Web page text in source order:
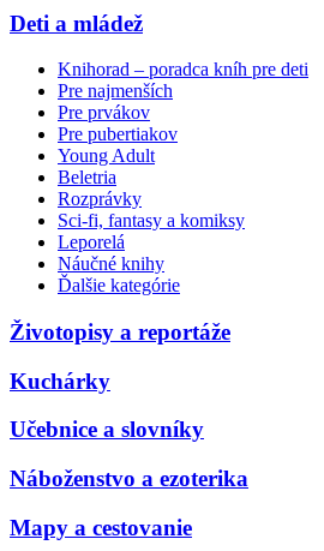
Deti a mládež
Knihorad – poradca kníh pre deti
Pre najmenších
Pre prvákov
Pre pubertiakov
Young Adult
Beletria
Rozprávky
Sci-fi, fantasy a komiksy
Leporelá
Náučné knihy
Ďalšie kategórie
Životopisy a reportáže
Kuchárky
Učebnice a slovníky
Náboženstvo a ezoterika
Mapy a cestovanie